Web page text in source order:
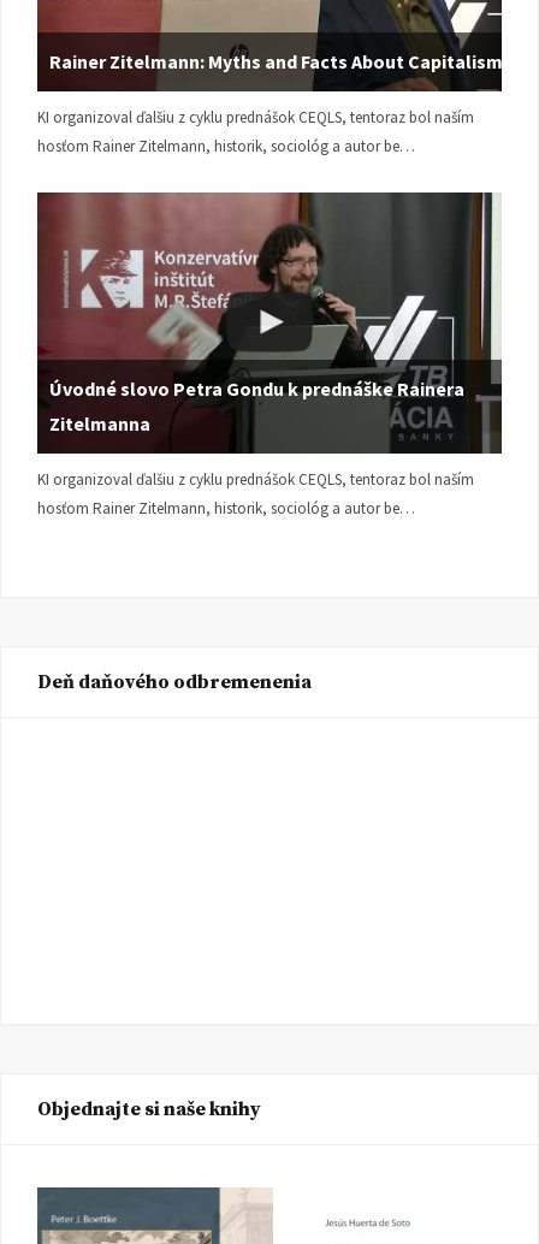
Rainer Zitelmann: Myths and Facts About Capitalism
KI organizoval ďalšiu z cyklu prednášok CEQLS, tentoraz bol naším
hosťom Rainer Zitelmann, historik, sociológ a autor be…
Úvodné slovo Petra Gondu k prednáške Rainera
Zitelmanna
KI organizoval ďalšiu z cyklu prednášok CEQLS, tentoraz bol naším
hosťom Rainer Zitelmann, historik, sociológ a autor be…
Deň daňového odbremenenia
Objednajte si naše knihy